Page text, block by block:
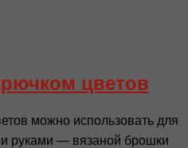
цветов
можно использовать для
руками — вязаной брошки